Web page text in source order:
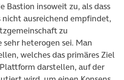
Bastion insoweit zu, als dass
nicht ausreichend empfindet,
zu
sehr heterogen sei. Man
welches das primäres Ziel
darstellen, auf der